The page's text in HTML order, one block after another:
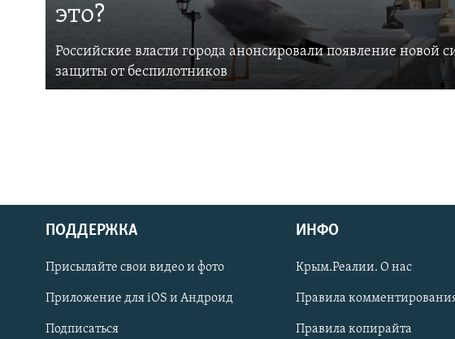
Українською
Qırımtatar
ПРИСОЕДИНЯЙТЕСЬ!
это?
Российские власти города анонсировали появление новой
защиты от беспилотников
ПОДДЕРЖКА
Присылайте свои видео и фото
Приложение для iOS и Андроид
Подписаться
ИНФО
Крым.Реалии. О нас
Правила
Правила копирайта